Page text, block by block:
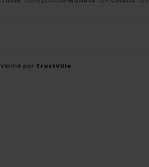
Vérifié par TrustVille